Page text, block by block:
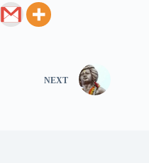
NEXT